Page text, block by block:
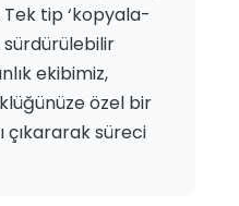
tip ‘kopyala-
sürdürülebilir
ekibimiz,
özel bir
çıkararak süreci